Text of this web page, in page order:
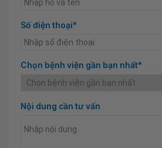
Số điện thoại*
Chọn bệnh viện gần bạn nhất*
Nội dung cần tư vấn